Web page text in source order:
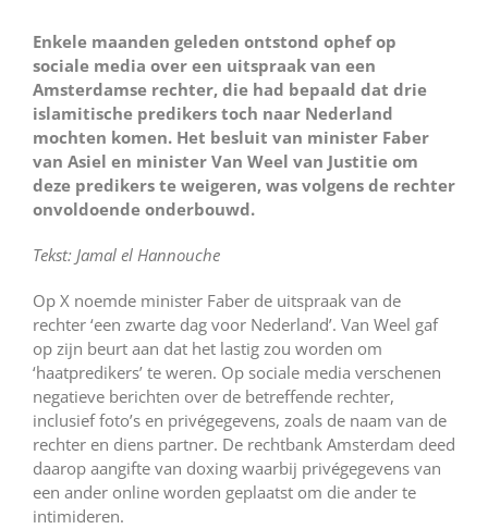
Enkele maanden geleden ontstond ophef op
sociale media over een uitspraak van een
Amsterdamse rechter, die had bepaald dat drie
islamitische predikers toch naar Nederland
mochten komen. Het besluit van minister Faber
van Asiel en minister Van Weel van Justitie om
deze predikers te weigeren, was volgens de rechter
onvoldoende onderbouwd.
Tekst: Jamal el Hannouche
Op X noemde minister Faber de uitspraak van de
rechter ‘een zwarte dag voor Nederland’. Van Weel gaf
op zijn beurt aan dat het lastig zou worden om
‘haatpredikers’ te weren. Op sociale media verschenen
negatieve berichten over de betreffende rechter,
inclusief foto’s en privégegevens, zoals de naam van de
rechter en diens partner. De rechtbank Amsterdam deed
daarop aangifte van doxing waarbij privégegevens van
een ander online worden geplaatst om die ander te
intimideren.